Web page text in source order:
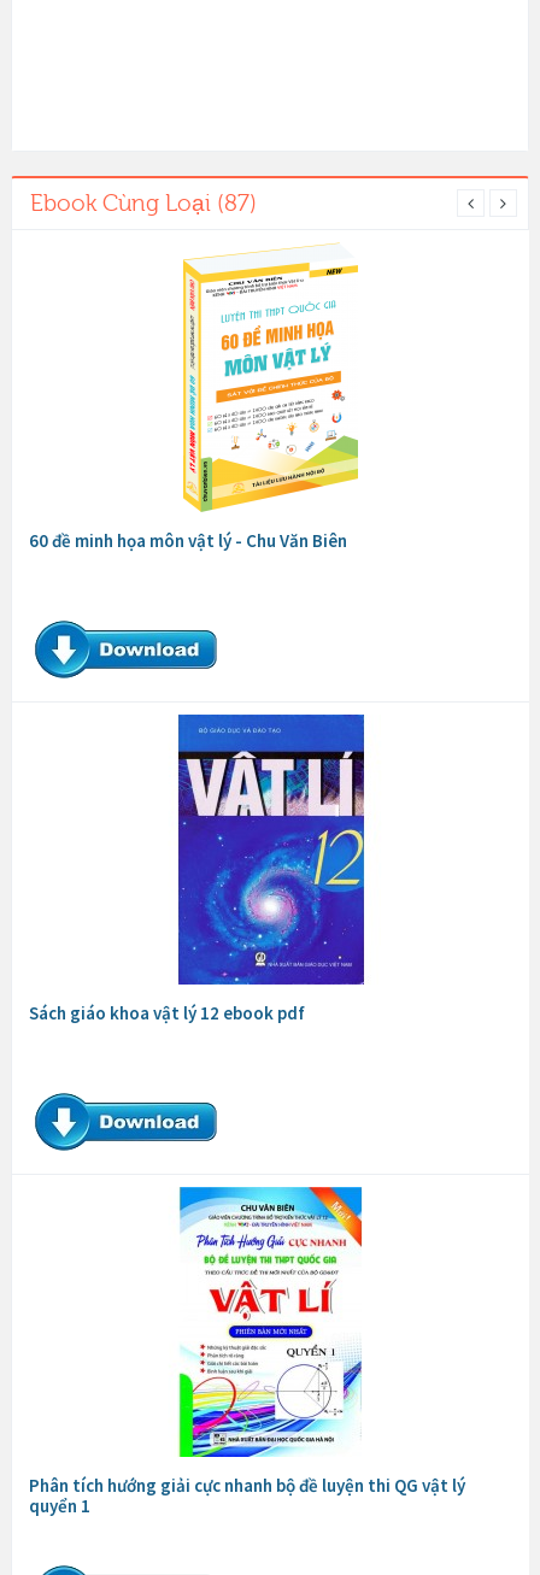
Ebook Cùng Loại (87)
60 đề minh họa môn vật lý - Chu Văn Biên
Sách giáo khoa vật lý 12 ebook pdf
Phân tích hướng giải cực nhanh bộ đề luyện thi QG vật lý
quyển 1